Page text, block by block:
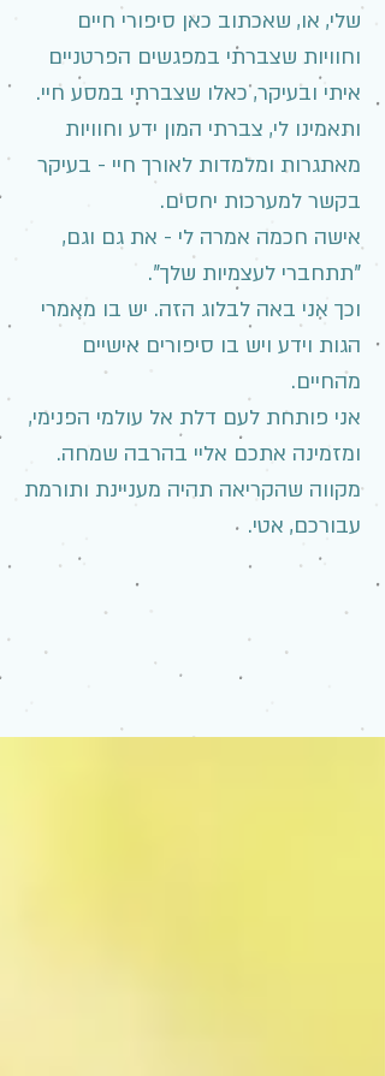
שלי, או, שאכתוב כאן סיפורי חיים
וחוויות שצברתי במפגשים הפרטניים
איתי ובעיקר, כאלו שצברתי במסע חיי.
ותאמינו לי, צברתי המון ידע וחוויות
מאתגרות ומלמדות לאורך חיי - בעיקר
בקשר למערכות יחסים.
אישה חכמה אמרה לי - את גם וגם,
"תתחברי לעצמיות שלך".
וכך אני באה לבלוג הזה. יש בו מאמרי
הגות וידע ויש בו סיפורים אישיים
מהחיים.
אני פותחת לעם דלת אל עולמי הפנימי,
ומזמינה אתכם אליי בהרבה שמחה.
מקווה שהקריאה תהיה מעניינת ותורמת
עבורכם, אטי.